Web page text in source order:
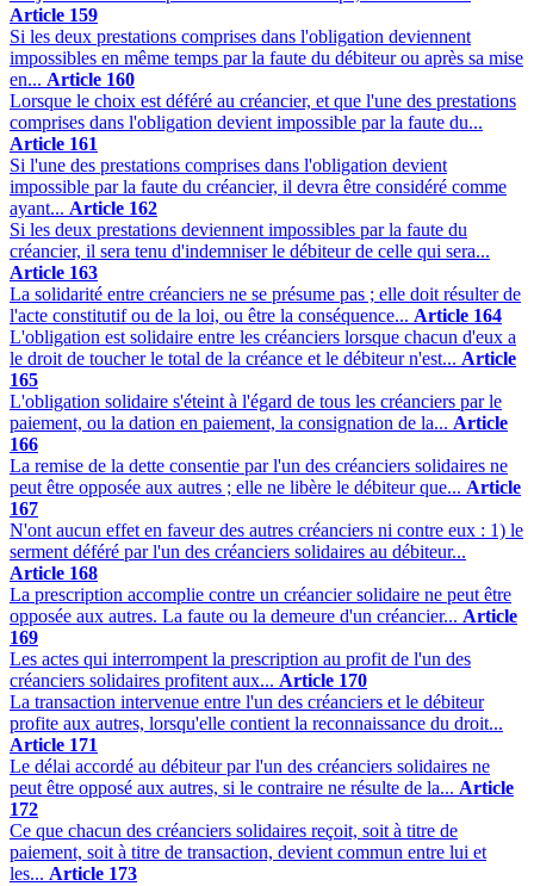
Article 159
Si les deux prestations comprises dans l'obligation deviennent
impossibles en même temps par la faute du débiteur ou après sa mise
en... Article 160
Lorsque le choix est déféré au créancier, et que l'une des prestations
comprises dans l'obligation devient impossible par la faute du...
Article 161
Si l'une des prestations comprises dans l'obligation devient
impossible par la faute du créancier, il devra être considéré comme
ayant... Article 162
Si les deux prestations deviennent impossibles par la faute du
créancier, il sera tenu d'indemniser le débiteur de celle qui sera...
Article 163
La solidarité entre créanciers ne se présume pas ; elle doit résulter de
l'acte constitutif ou de la loi, ou être la conséquence... Article 164
L'obligation est solidaire entre les créanciers lorsque chacun d'eux a
le droit de toucher le total de la créance et le débiteur n'est... Article
165
L'obligation solidaire s'éteint à l'égard de tous les créanciers par le
paiement, ou la dation en paiement, la consignation de la... Article
166
La remise de la dette consentie par l'un des créanciers solidaires ne
peut être opposée aux autres ; elle ne libère le débiteur que... Article
167
N'ont aucun effet en faveur des autres créanciers ni contre eux : 1) le
serment déféré par l'un des créanciers solidaires au débiteur...
Article 168
La prescription accomplie contre un créancier solidaire ne peut être
opposée aux autres. La faute ou la demeure d'un créancier... Article
169
Les actes qui interrompent la prescription au profit de l'un des
créanciers solidaires profitent aux... Article 170
La transaction intervenue entre l'un des créanciers et le débiteur
profite aux autres, lorsqu'elle contient la reconnaissance du droit...
Article 171
Le délai accordé au débiteur par l'un des créanciers solidaires ne
peut être opposé aux autres, si le contraire ne résulte de la... Article
172
Ce que chacun des créanciers solidaires reçoit, soit à titre de
paiement, soit à titre de transaction, devient commun entre lui et
les... Article 173